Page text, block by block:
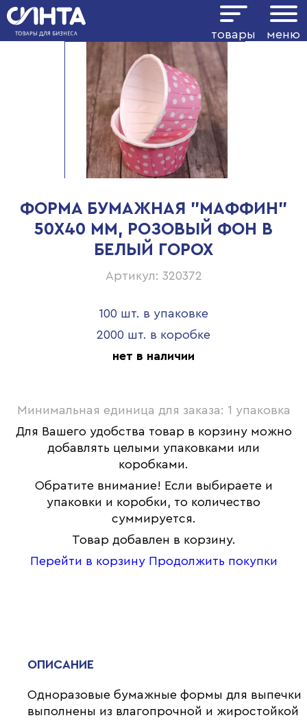
товары меню
ФОРМА БУМАЖНАЯ "МАФФИН"
50Х40 ММ, РОЗОВЫЙ ФОН В
БЕЛЫЙ ГОРОХ
Артикул: 320372
100 шт. в упаковке
2000 шт. в коробке
нет в наличии
Минимальная единица для заказа: 1 упаковка
Для Вашего удобства товар в корзину можно
добавлять целыми упаковками или
коробками.
Обратите внимание! Если выбираете и
упаковки и коробки, то количество
суммируется.
Товар добавлен в корзину.
Перейти в корзину Продолжить покупки
ОПИСАНИЕ
Одноразовые бумажные формы для выпечки
выполнены из влагопрочной и жиростойкой